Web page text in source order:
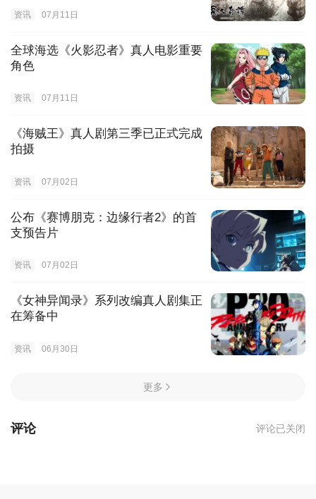
资讯 07月11日
全球海选《火影忍者》真人电影重要
角色
资讯 07月11日
《海贼王》真人剧第三季已正式完成
拍摄
资讯 07月02日
公布《赛博朋克：边缘行者2》的首
支预告片
资讯 07月02日
《女神异闻录》系列改编真人剧集正
在筹备中
资讯 06月30日
更多
评论 评论已关闭